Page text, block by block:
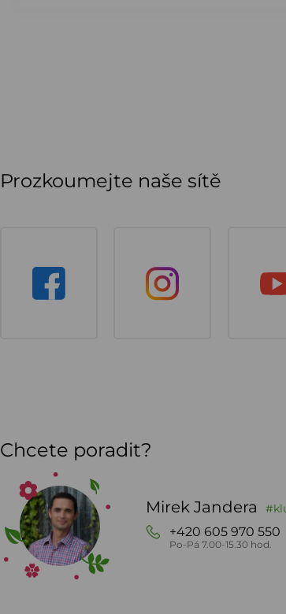
Prozkoumejte naše sítě
Chcete poradit?
Mirek Jandera
+420 605 970 550
Po-Pá 7.00-15.30 hod.